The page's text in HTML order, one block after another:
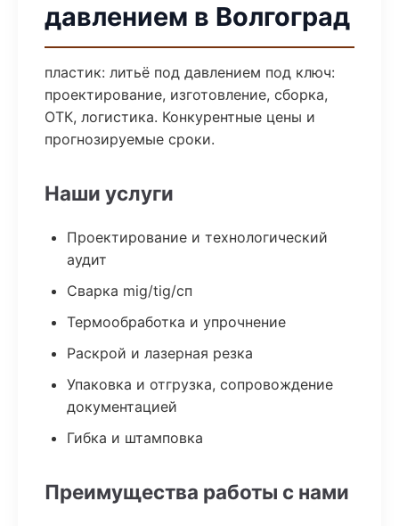
давлением в Волгоград
пластик: литьё под давлением под ключ:
проектирование, изготовление, сборка,
ОТК, логистика. Конкурентные цены и
прогнозируемые сроки.
Наши услуги
Проектирование и технологический
аудит
Сварка mig/tig/сп
Термообработка и упрочнение
Раскрой и лазерная резка
Упаковка и отгрузка, сопровождение
документацией
Гибка и штамповка
Преимущества работы с нами